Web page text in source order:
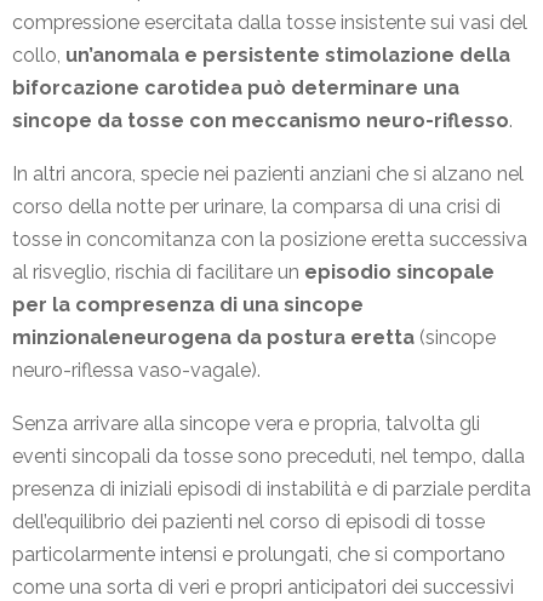
compressione esercitata dalla tosse insistente sui vasi del
collo, un’anomala e persistente stimolazione della
biforcazione carotidea può determinare una
sincope da tosse con meccanismo neuro-riflesso.
In altri ancora, specie nei pazienti anziani che si alzano nel
corso della notte per urinare, la comparsa di una crisi di
tosse in concomitanza con la posizione eretta successiva
al risveglio, rischia di facilitare un episodio sincopale
per la compresenza di una sincope
minzionaleneurogena da postura eretta (sincope
neuro-riflessa vaso-vagale).
Senza arrivare alla sincope vera e propria, talvolta gli
eventi sincopali da tosse sono preceduti, nel tempo, dalla
presenza di iniziali episodi di instabilità e di parziale perdita
dell’equilibrio dei pazienti nel corso di episodi di tosse
particolarmente intensi e prolungati, che si comportano
come una sorta di veri e propri anticipatori dei successivi